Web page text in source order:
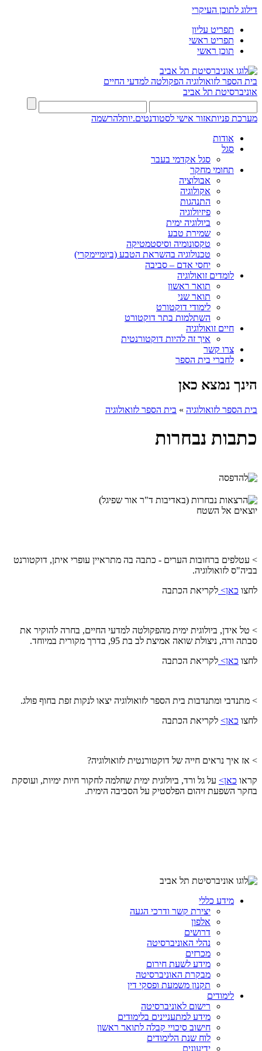
דילוג לתוכן העיקרי
תפריט עליון
תפריט ראשי
תוכן ראשי
בית הספר לזואולוגיה הפקולטה למדעי החיים
אוניברסיטת תל אביב
מערכת פניותאזור אישי לסטודנטים.יותלהרשמה
אודות
סגל
סגל אקדמי בעבר
תחומי מחקר
אבולוציה
אקולוגיה
התנהגות
פיזיולוגיה
ביולוגיה ימית
שמירת טבע
טקסונומיה וסיסטמטיקה
טכנולוגיה בהשראת הטבע (ביומיימקרי)
יחסי אדם – סביבה
לומדים זואולוגיה
תואר ראשון
תואר שני
לימודי דוקטורט
השתלמות בתר דוקטורט
חיים זואולוגיה
איך זה להיות דוקטורנטית
צרו קשר
לחברי בית הספר
הינך נמצא כאן
בית הספר לזואולוגיה » בית הספר לזואולוגיה
כתבות נבחרות
יוצאים אל השטח
> עטלפים ברחובות הערים - כתבה בה מתראיין עופרי איתן, דוקטורנט
בביה"ס לזואולוגיה.
לחצו כאן> לקריאת הכתבה
> טל אידן, ביולוגית ימית מהפקולטה למדעי החיים, בחרה להוקיר את
סבתה ורה, ניצולת שואה אמיצת לב בת 95, בדרך מקורית במיוחד.
לחצו כאן> לקריאת הכתבה
> מתנדבי ומתנדבות בית הספר לזואולוגיה יצאו לנקות זפת בחוף פולג.
לחצו כאן> לקריאת הכתבה
> אז איך נראים חייה של דוקטורנטית לזואולוגיה?
קראו כאן> על גל ורד, ביולוגית ימית שחלמה לחקור חיות ימיות, ועוסקת
בחקר השפעת זיהום הפלסטיק על הסביבה הימית.
מידע כללי
יצירת קשר ודרכי הגעה
אלפון
דרושים
נהלי האוניברסיטה
מכרזים
מידע לשעת חירום
מבקרת האוניברסיטה
תקנון משמעת ופסקי דין
לימודים
רישום לאוניברסיטה
מידע למתעניינים בלימודים
חישוב סיכויי קבלה לתואר ראשון
לוח שנת הלימודים
ידיעונים